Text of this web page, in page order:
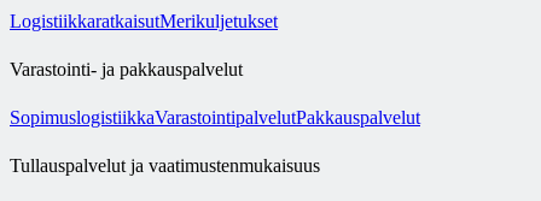
LogistiikkaratkaisutMerikuljetukset
Varastointi- ja pakkauspalvelut
SopimuslogistiikkaVarastointipalvelutPakkauspalvelut
Tullauspalvelut ja vaatimustenmukaisuus